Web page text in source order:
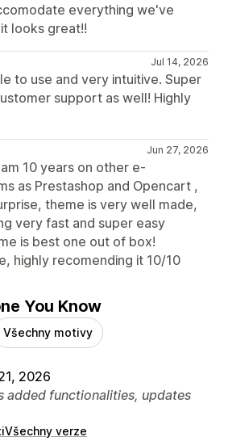
everything we've
looks great!!
Jul 14, 2026
to use and very intuitive. Super
support as well! Highly
Jun 27, 2026
10 years on other e-
as Prestashop and Opencart ,
theme is very well made,
very fast and super easy
is best one out of box!
highly recomending it 10/10
You Know
Všechny motivy
2026
added functionalities, updates
Všechny verze